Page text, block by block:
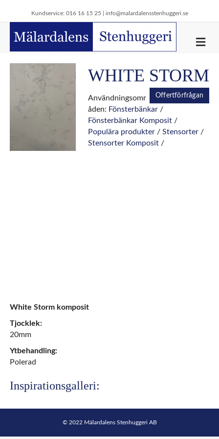
Kundservice: 016 16 15 25 | info@malardalensstenhuggeri.se
M
y
WHITE STORM
Offertförfrågan
Användningsomr
åden: Fönsterbänkar/
Fönsterbänkar Komposit/
Populära produkter/ Stensorter/
Stensorter Komposit/
White Storm komposit
Tjocklek:
20mm
Ytbehandling:
Polerad
Inspirationsgalleri:
© 2022 Mälardalens Stenhuggeri AB